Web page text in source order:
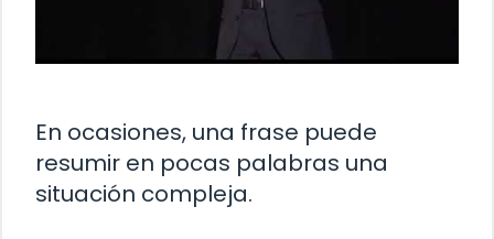
En ocasiones, una frase puede
resumir en pocas palabras una
situación compleja.